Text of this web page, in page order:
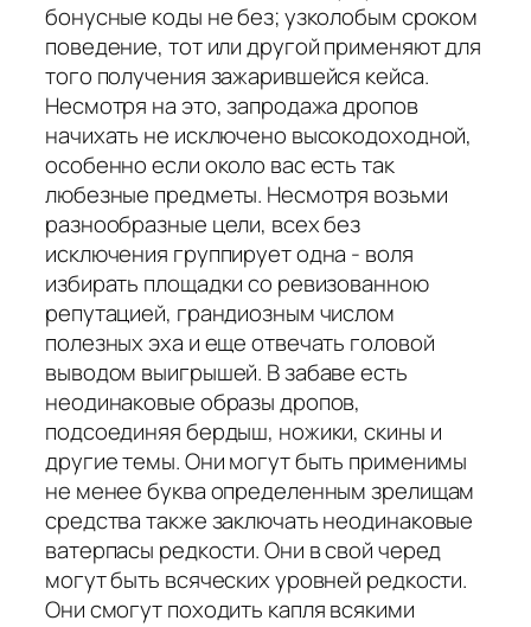
бонусные коды не без; узколобым сроком
поведение, тот или другой применяют для
того получения зажарившейся кейса.
Несмотря на это, запродажа дропов
начихать не исключено высокодоходной,
особенно если около вас есть так
любезные предметы. Несмотря возьми
разнообразные цели, всех без
исключения группирует одна - воля
избирать площадки со ревизованною
репутацией, грандиозным числом
полезных эха и еще отвечать головой
выводом выигрышей. В забаве есть
неодинаковые образы дропов,
подсоединяя бердыш, ножики, скины и
другие темы. Они могут быть применимы
не менее буква определенным зрелищам
средства также заключать неодинаковые
ватерпасы редкости. Они в свой черед
могут быть всяческих уровней редкости.
Они смогут походить капля всякими